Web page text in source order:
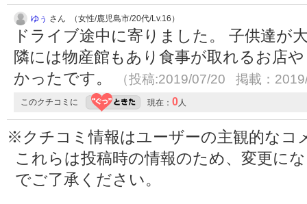
ゆぅ さん （女性/鹿児島市/20代/Lv.16）
ドライブ途中に寄りました。 子供達が
隣には物産館もあり食事が取れるお店
かったです。
（投稿:2019/07/20 掲載：
このクチコミに 現在： 0人
※クチコミ情報はユーザーの主観的なコ
これらは投稿時の情報のため、変更に
でご了承ください。